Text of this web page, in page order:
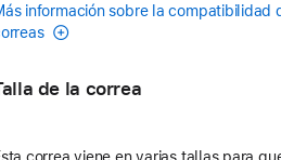
información sobre la compatibilidad
de la correa
correa viene en varias tallas para